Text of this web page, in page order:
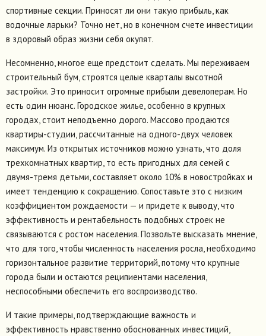
спортивные секции. Приносят ли они такую прибыль, как
водочные ларьки? Точно нет, но в конечном счете инвестиции
в здоровый образ жизни себя окупят.
Несомненно, многое еще предстоит сделать. Мы переживаем
строительный бум, строятся целые кварталы высотной
застройки. Это приносит огромные прибыли девелоперам. Но
есть один нюанс. Городское жилье, особенно в крупных
городах, стоит неподъемно дорого. Массово продаются
квартиры-студии, рассчитанные на одного-двух человек
максимум. Из открытых источников можно узнать, что доля
трехкомнатных квартир, то есть пригодных для семей с
двумя-тремя детьми, составляет около 10% в новостройках и
имеет тенденцию к сокращению. Сопоставьте это с низким
коэффициентом рождаемости — и придете к выводу, что
эффективность и рентабельность подобных строек не
связываются с ростом населения. Позвольте высказать мнение,
что для того, чтобы численность населения росла, необходимо
горизонтальное развитие территорий, потому что крупные
города были и остаются реципиентами населения,
неспособными обеспечить его воспроизводство.
И такие примеры, подтверждающие важность и
эффективность нравственно обоснованных инвестиций,